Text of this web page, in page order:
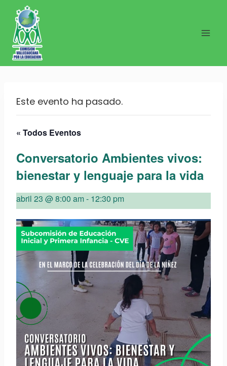
Saltar
contenido
Este evento ha pasado.
« Todos Eventos
Conversatorio Ambientes vivos:
bienestar y lenguaje para la vida
abril 23 @ 8:00 am- 12:30 pm